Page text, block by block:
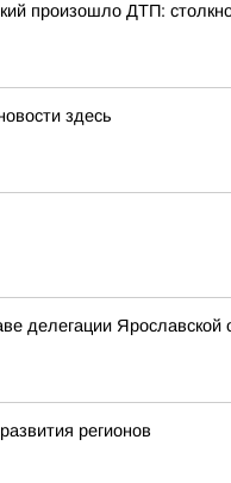
произошло ДТП:
здесь
делегации
регионов